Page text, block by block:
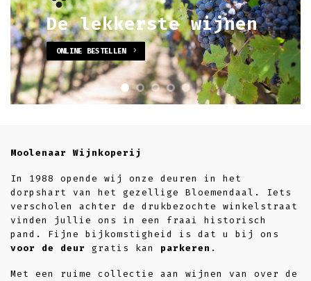
De lekkerste wijnen
ONLINE BESTELLEN
Moolenaar Wijnkoperij
In 1988 opende wij onze deuren in het
dorpshart van het gezellige Bloemendaal. Iets
verscholen achter de drukbezochte winkelstraat
vinden jullie ons in een fraai historisch
pand. Fijne bijkomstigheid is dat u bij ons
voor de deur gratis kan parkeren .
Met een ruime collectie aan wijnen van over de